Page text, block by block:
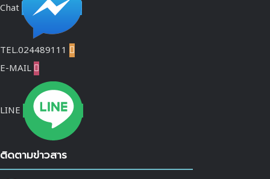
Chat
TEL.024489111 
E-MAIL 
LINE
ติดตามข่าวสาร